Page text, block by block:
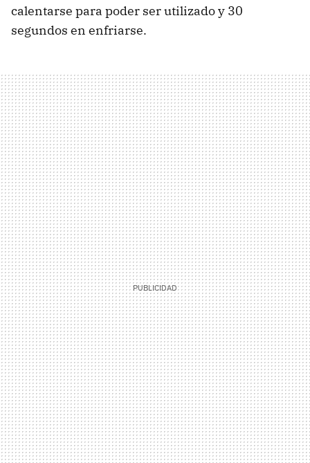
calentarse para poder ser utilizado y 30
segundos en enfriarse.